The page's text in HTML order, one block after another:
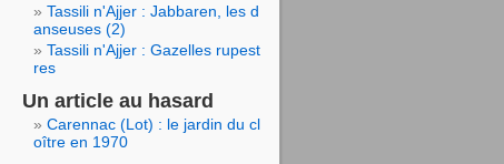
Tassili n'Ajjer : Jabbaren, les d
anseuses (2)
Tassili n'Ajjer : Gazelles rupest
res
Un article au hasard
Carennac (Lot) : le jardin du cl
oître en 1970